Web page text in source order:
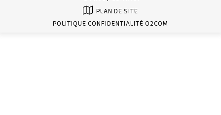
PLAN DE SITE
POLITIQUE CONFIDENTIALITÉ O2COM